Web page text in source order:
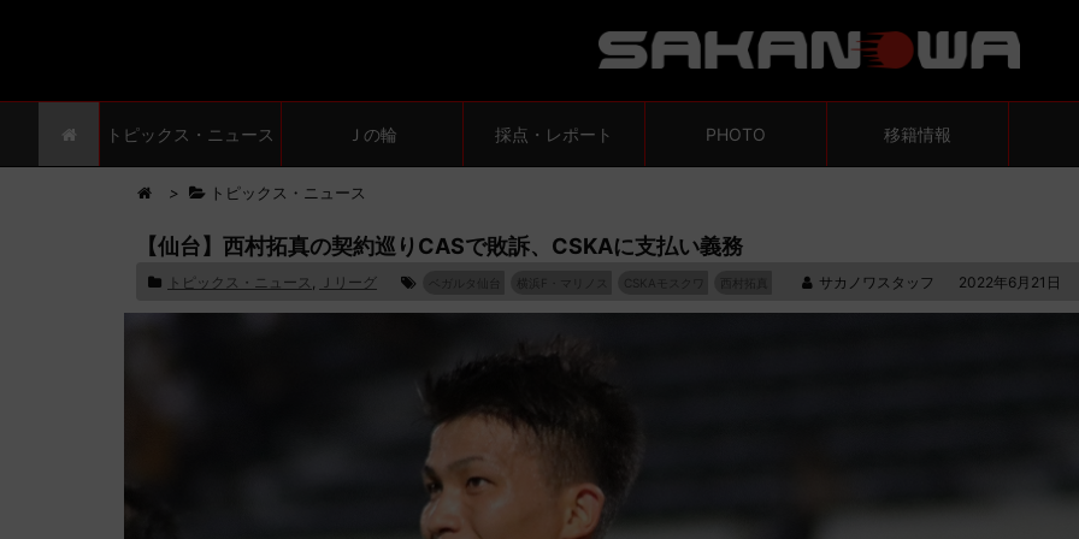
トピックス・ニュース Ｊの輪 採点・レポート PHOTO 移籍情報
> トピックス・ニュース
【仙台】西村拓真の契約巡りCASで敗訴、CSKAに支払い義務
トピックス・ニュース , Ｊリーグ CSKAモスクワ サカノワスタッフ 2022年6月21日